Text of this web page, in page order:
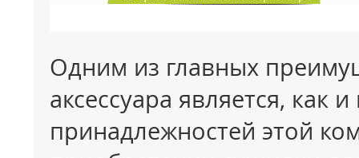
Одним из главных
аксессуара является, как
принадлежностей этой